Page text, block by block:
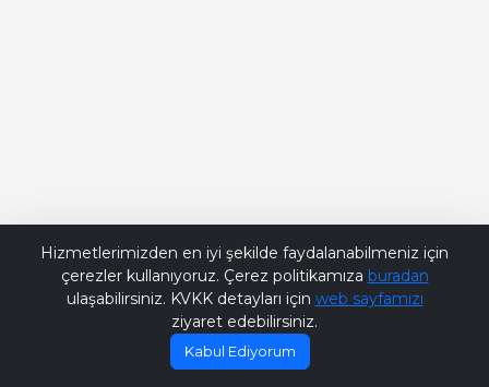
Hizmetlerimizden en iyi şekilde faydalanabilmeniz için
çerezler kullanıyoruz. Çerez politikamıza buradan
ulaşabilirsiniz. KVKK detayları için web sayfamızı
ziyaret edebilirsiniz.
Kabul Ediyorum
Bana Soru Sor | Ask Me